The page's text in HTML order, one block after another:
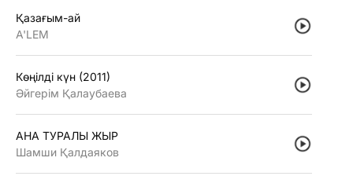
Қазағым-ай
A'LEM
Көңiлдi күн (2011)
Әйгерiм Қалаубаева
АНА ТУРАЛЫ ЖЫР
Шамши Қалдаяков